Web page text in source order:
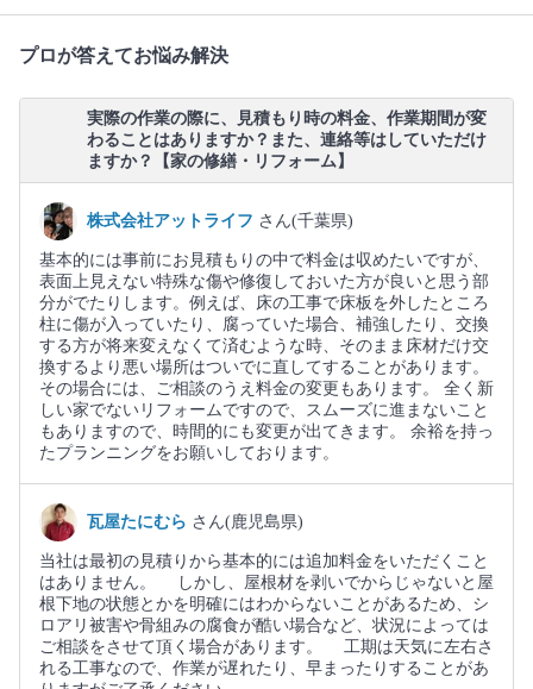
プロが答えてお悩み解決
実際の作業の際に、見積もり時の料金、作業期間が変
わることはありますか？また、連絡等はしていただけ
ますか？【家の修繕・リフォーム】
株式会社アットライフ さん(千葉県)
基本的には事前にお見積もりの中で料金は収めたいですが、
表面上見えない特殊な傷や修復しておいた方が良いと思う部
分がでたりします。例えば、床の工事で床板を外したところ
柱に傷が入っていたり、腐っていた場合、補強したり、交換
する方が将来変えなくて済むような時、そのまま床材だけ交
換するより悪い場所はついでに直してすることがあります。
その場合には、ご相談のうえ料金の変更もあります。 全く新
しい家でないリフォームですので、スムーズに進まないこと
もありますので、時間的にも変更が出てきます。 余裕を持っ
たプランニングをお願いしております。
瓦屋たにむら さん(鹿児島県)
当社は最初の見積りから基本的には追加料金をいただくこと
はありません。 しかし、屋根材を剥いでからじゃないと屋
根下地の状態とかを明確にはわからないことがあるため、シ
ロアリ被害や骨組みの腐食が酷い場合など、状況によっては
ご相談をさせて頂く場合があります。 工期は天気に左右さ
れる工事なので、作業が遅れたり、早まったりすることがあ